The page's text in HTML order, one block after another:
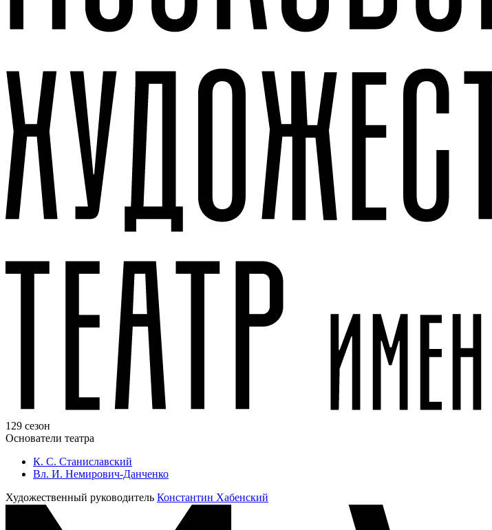
129 сезон
Основатели театра
К. С. Станиславский
Вл. И. Немирович-Данченко
Художественный руководитель Константин Хабенский